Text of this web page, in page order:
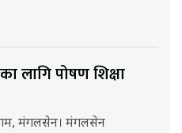
लागि पोषण शिक्षा
मंगलसेन। मंगलसेन